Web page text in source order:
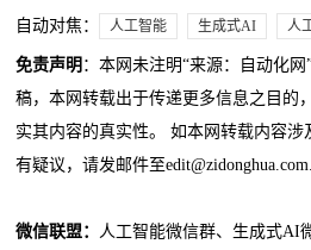
自动对焦： 人工智能 生成式AI 人
免责声明 ：本网未注明“来源：自动化
稿，本网转载出于传递更多信息之目的
实其内容的真实性。 如本网转载内容
有疑议，请发邮件至
微信联盟：
人工智能微信群、生成式AI